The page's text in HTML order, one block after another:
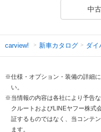
中
carview! 新車カタログ ダイ
※仕様・オプション・装備の詳細
い。
※当情報の内容は各社により予告
クルートおよびLINEヤフー株式
証するものではなく、当コンテ
ます。